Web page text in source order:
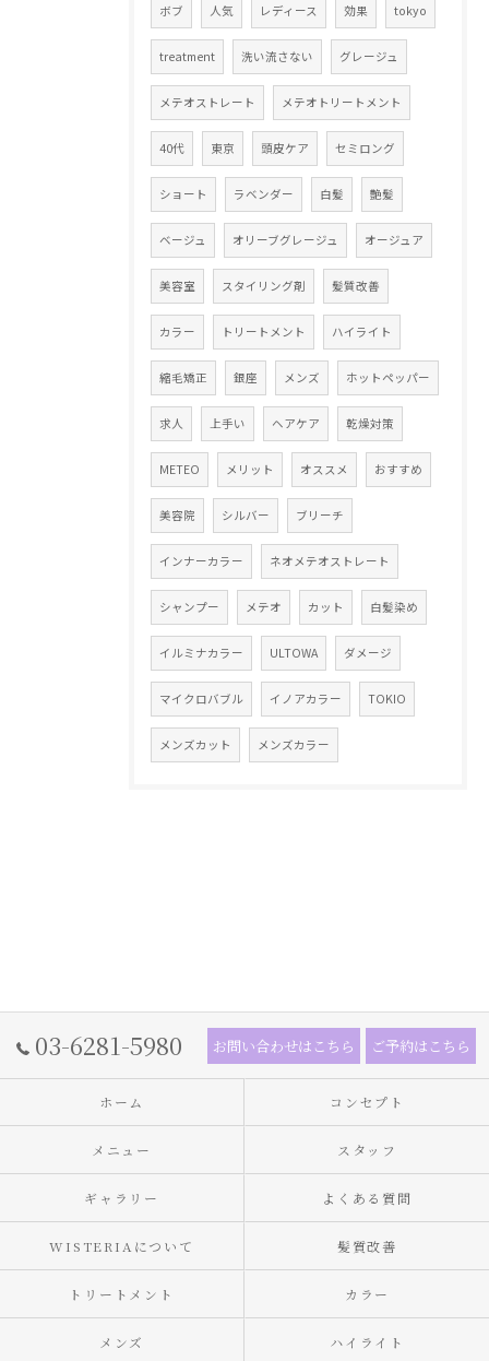
ボブ 人気 レディース 効果 tokyo
treatment 洗い流さない グレージュ
メテオストレート メテオトリートメント
40代 東京 頭皮ケア セミロング
ショート ラベンダー 白髪 艶髪
ベージュ オリーブグレージュ オージュア
美容室 スタイリング剤 髪質改善
カラー トリートメント ハイライト
縮毛矯正 銀座 メンズ ホットペッパー
求人 上手い ヘアケア 乾燥対策
METEO メリット オススメ おすすめ
美容院 シルバー ブリーチ
インナーカラー ネオメテオストレート
シャンプー メテオ カット 白髪染め
イルミナカラー ULTOWA ダメージ
マイクロバブル イノアカラー TOKIO
メンズカット メンズカラー
03-6281-5980 お問い合わせはこちら ご予約はこちら
ホーム コンセプト
メニュー スタッフ
ギャラリー よくある質問
WISTERIAについて 髪質改善
トリートメント カラー
メンズ ハイライト